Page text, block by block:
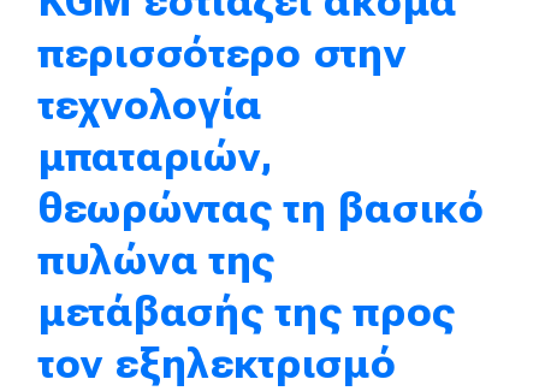
Test Drive
Δοκιμή
Συγκρίνουμε
Αγώνες
Formula 1
WRC
περισσότερο στην
τεχνολογία
μπαταριών,
θεωρώντας τη βασικό
πυλώνα της
μετάβασής της προς
τον εξηλεκτρισμό